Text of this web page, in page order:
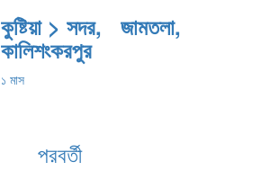
কুষ্টিয়া > সদর, জামতলা,
কালিশংকরপুর
১ মাস
পরবর্তী